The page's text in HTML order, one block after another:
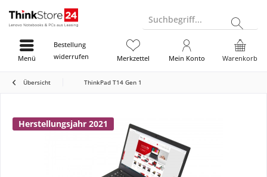
Suchbegriff...
Bestellung
widerrufen
Warenkorb
Merkzettel Mein Konto
Menü
Übersicht ThinkPad T14 Gen 1
Herstellungsjahr 2021